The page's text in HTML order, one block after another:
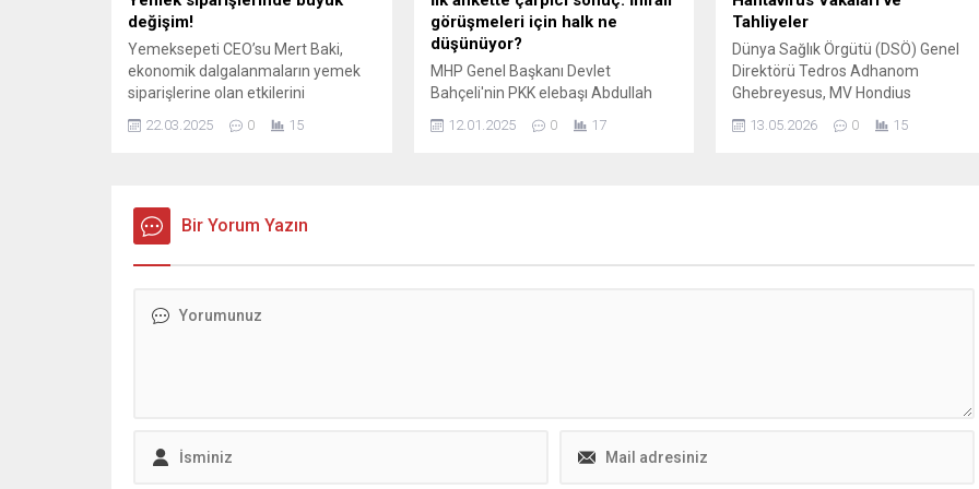
değişim!
Yemeksepeti CEO’su Mert Baki,
ekonomik dalgalanmaların yemek
siparişlerine olan etkilerini
değerlendirdi. Baki, yüksek
enflasyon nedeniyle kullanıcıların
22.03.2025 0 15
görüşmeleri için halk ne
düşünüyor?
MHP Genel Başkanı Devlet
Bahçeli'nin PKK elebaşı Abdullah
Öcalan için yaptığı 'Umut hakkı' ve
İmralı çağrılarının ardından, "Kürt
12.01.2025 0 17
Tahliyeler
Dünya Sağlık Örgütü (DSÖ) Genel
Direktörü Tedros Adhanom
Ghebreyesus, MV Hondius
gemisindeki hantavirüs vakalarına
ilişkin yürütülen çalışmaların
Uzun kuluçka süresi olan hantavirüs
13.05.2026 0 15
Bir Yorum Yazın